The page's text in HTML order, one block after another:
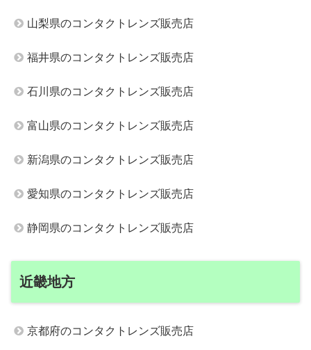
山梨県のコンタクトレンズ販売店
福井県のコンタクトレンズ販売店
石川県のコンタクトレンズ販売店
富山県のコンタクトレンズ販売店
新潟県のコンタクトレンズ販売店
愛知県のコンタクトレンズ販売店
静岡県のコンタクトレンズ販売店
近畿地方
京都府のコンタクトレンズ販売店